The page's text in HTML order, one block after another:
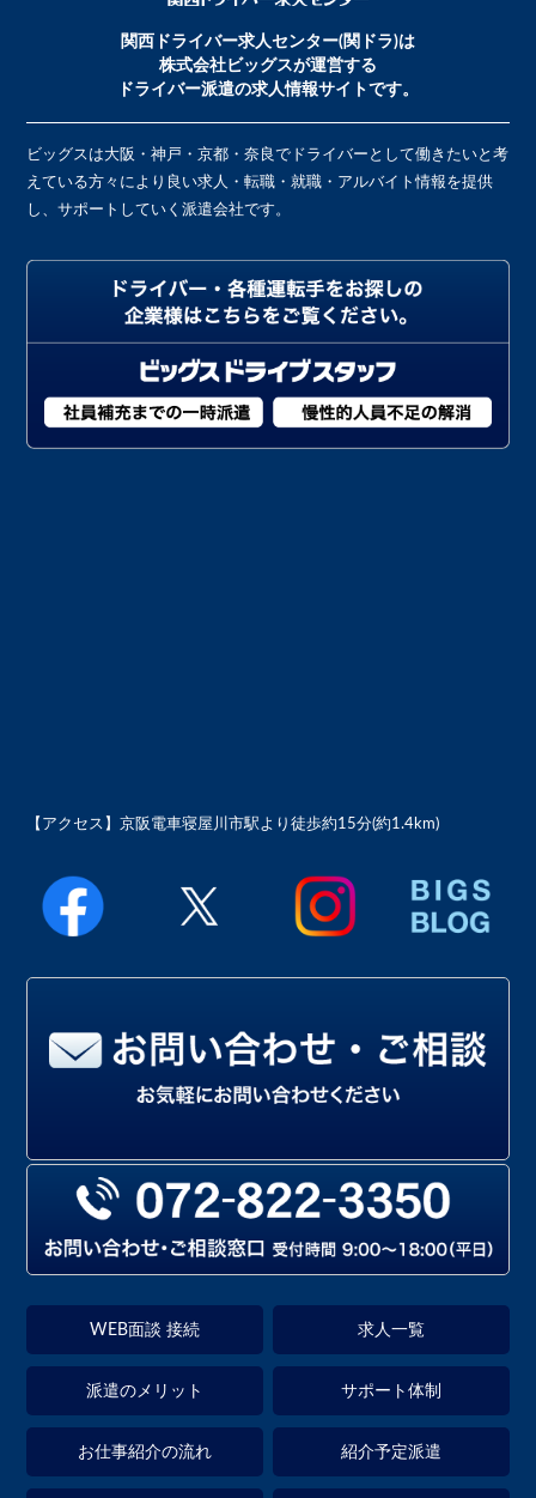
関西ドライバー求人センター(関ドラ)は
株式会社ビッグスが運営する
ドライバー派遣の求人情報サイトです。
ビッグスは大阪・神戸・京都・奈良でドライバーとして働きたいと考
えている方々により良い求人・転職・就職・アルバイト情報を提供
し、サポートしていく派遣会社です。
【アクセス】京阪電車寝屋川市駅より徒歩約15分(約1.4km)
WEB面談 接続 求人一覧
派遣のメリット サポート体制
お仕事紹介の流れ 紹介予定派遣